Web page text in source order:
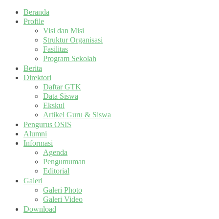
Beranda
Profile
Visi dan Misi
Struktur Organisasi
Fasilitas
Program Sekolah
Berita
Direktori
Daftar GTK
Data Siswa
Ekskul
Artikel Guru & Siswa
Pengurus OSIS
Alumni
Informasi
Agenda
Pengumuman
Editorial
Galeri
Galeri Photo
Galeri Video
Download